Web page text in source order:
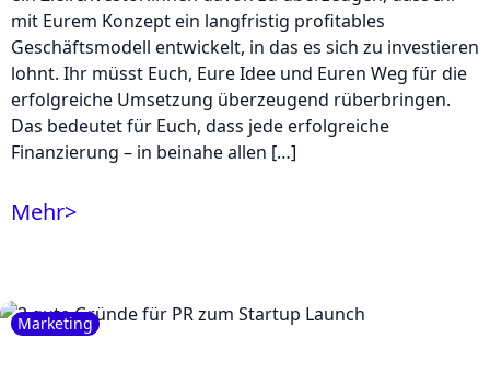
mit Eurem Konzept ein langfristig profitables
Geschäftsmodell entwickelt, in das es sich zu investieren
lohnt. Ihr müsst Euch, Eure Idee und Euren Weg für die
erfolgreiche Umsetzung überzeugend rüberbringen.
Das bedeutet für Euch, dass jede erfolgreiche
Finanzierung – in beinahe allen […]
Mehr>
Marketing